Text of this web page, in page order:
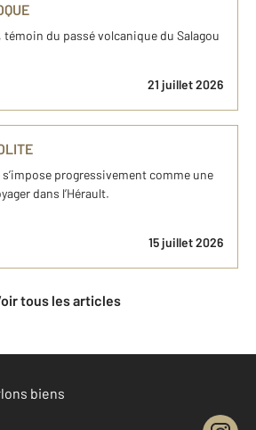
témoin du passé volcanique du Salagou
21 juillet 2026
progressivement comme une
dans l’Hérault.
15 juillet 2026
Voir tous les articles
biens